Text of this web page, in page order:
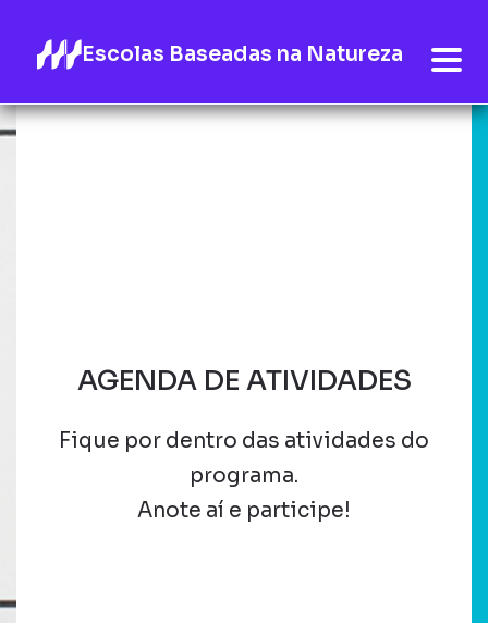
Escolas Baseadas na Natureza
AGENDA DE ATIVIDADES
Fique por dentro das atividades do
programa.
Anote aí e participe!